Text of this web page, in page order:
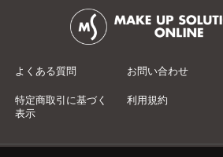
よくある質問 お問い合わせ
特定商取引に基づく
表示
利用規約